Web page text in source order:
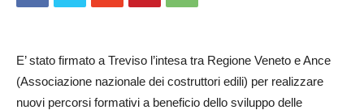
E’ stato firmato a Treviso l’intesa tra Regione Veneto e Ance
(Associazione nazionale dei costruttori edili) per realizzare
nuovi percorsi formativi a beneficio dello sviluppo delle